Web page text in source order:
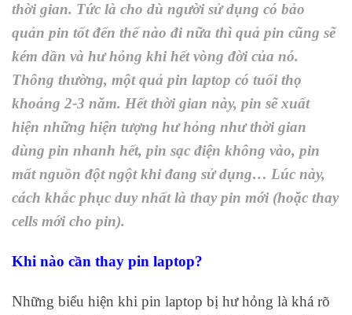
thời gian. Tức là cho dù người sử dụng có bảo
quản pin tốt đến thế nào đi nữa thì quả pin cũng sẽ
kém dần và hư hỏng khi hết vòng đời của nó.
Thông thường, một quả pin laptop có tuổi thọ
khoảng 2-3 năm. Hết thời gian này, pin sẽ xuất
hiện những hiện tượng hư hỏng như thời gian
dùng pin nhanh hết, pin sạc điện không vào, pin
mất nguồn đột ngột khi đang sử dụng… Lúc này,
cách khắc phục duy nhất là thay pin mới (hoặc thay
cells mới cho pin).
Khi nào cần thay pin laptop?
Những biểu hiện khi pin laptop bị hư hỏng là khá rõ